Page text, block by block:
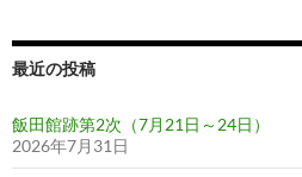
ョ
最近の投稿
飯田館跡第2次（7月21日～24日）
2026年7月31日